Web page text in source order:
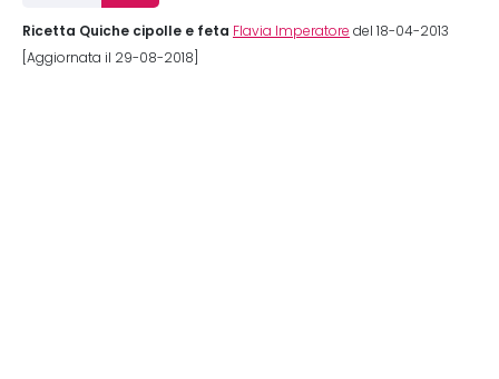
Ricetta Quiche cipolle e feta Flavia Imperatore del 18-04-2013
[Aggiornata il 29-08-2018]